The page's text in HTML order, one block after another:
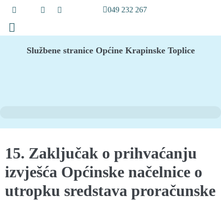
049 232 267
Službene stranice Općine Krapinske Toplice
15. Zaključak o prihvaćanju
izvješća Općinske načelnice o
utropku sredstava proračunske